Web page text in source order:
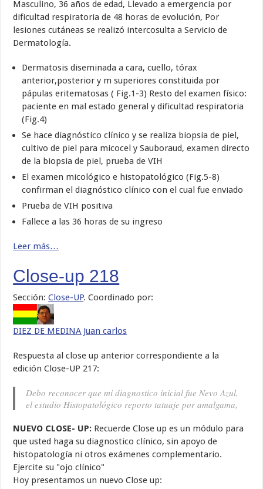
Masculino, 36 años de edad, Llevado a emergencia por
dificultad respiratoria de 48 horas de evolución, Por
lesiones cutáneas se realizó intercosulta a Servicio de
Dermatología.
Dermatosis diseminada a cara, cuello, tórax
anterior,posterior y m superiores constituida por
pápulas eritematosas ( Fig.1-3) Resto del examen físico:
paciente en mal estado general y dificultad respiratoria
(Fig.4)
Se hace diagnóstico clínico y se realiza biopsia de piel,
cultivo de piel para micocel y Sauboraud, examen directo
de la biopsia de piel, prueba de VIH
El examen micológico e histopatológico (Fig.5-8)
confirman el diagnóstico clínico con el cual fue enviado
Prueba de VIH positiva
Fallece a las 36 horas de su ingreso
Leer más…
Close-up 218
Sección:Close-UP. Coordinado por:
DIEZ DE MEDINA Juan carlos
Respuesta al close up anterior correspondiente a la
edición Close-UP 217:
Debo reconocer que mi diagnostico inicial fue Nevo Azul,
el estudio Histopatológico reporto tatuaje por amalgama,
NUEVO CLOSE- UP: Recuerde Close up es un módulo para
que usted haga su diagnostico clínico, sin apoyo de
histopatología ni otros exámenes complementario.
Ejercite su "ojo clínico"
Hoy presentamos un nuevo Close up: